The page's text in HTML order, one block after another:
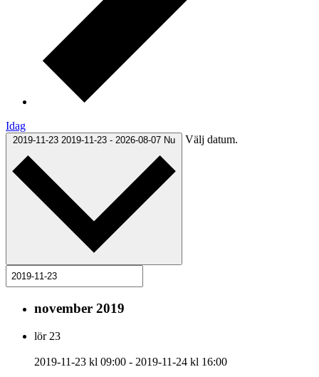
Idag
2019-11-23 2019-11-23 - 2026-08-07 Nu Välj datum.
november 2019
lör 23
2019-11-23 kl 09:00 - 2019-11-24 kl 16:00